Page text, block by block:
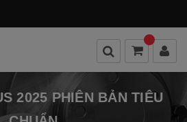
2025 PHIÊN BẢN TIÊU